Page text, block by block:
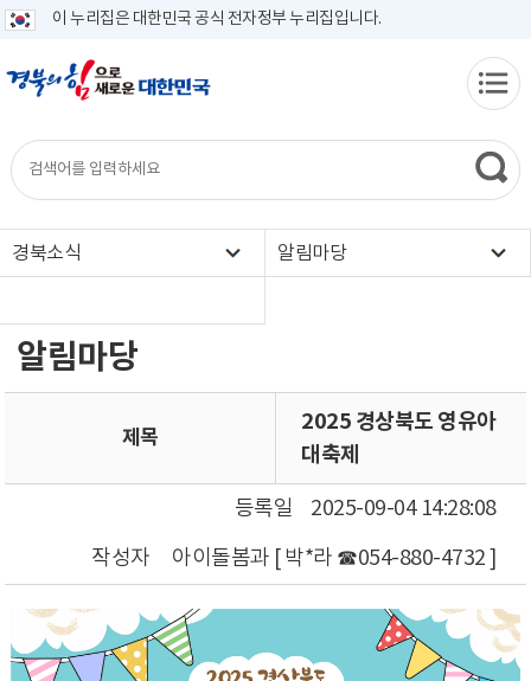
이 누리집은 대한민국 공식 전자정부 누리집입니다.
경북소식 알림마당
알림마당
제목
2025 경상북도 영유아
대축제
등록일
2025-09-04 14:28:08
작성자
아이돌봄과 [ 박*라 ☎054-880-4732 ]